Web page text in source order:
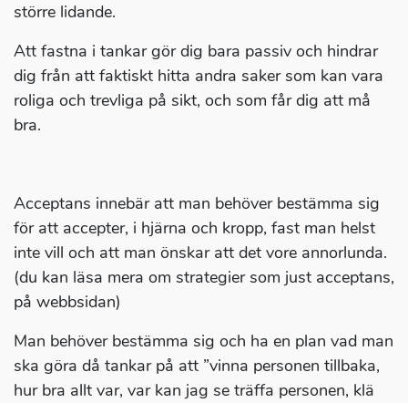
större lidande.
Att fastna i tankar gör dig bara passiv och hindrar
dig från att faktiskt hitta andra saker som kan vara
roliga och trevliga på sikt, och som får dig att må
bra.
Acceptans innebär att man behöver bestämma sig
för att accepter, i hjärna och kropp, fast man helst
inte vill och att man önskar att det vore annorlunda.
(du kan läsa mera om strategier som just acceptans,
på webbsidan)
Man behöver bestämma sig och ha en plan vad man
ska göra då tankar på att ”vinna personen tillbaka,
hur bra allt var, var kan jag se träffa personen, klä